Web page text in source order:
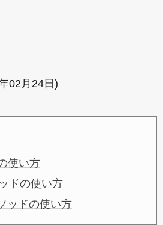
02月24日 )
使い方
ドの使い方
ッドの使い方